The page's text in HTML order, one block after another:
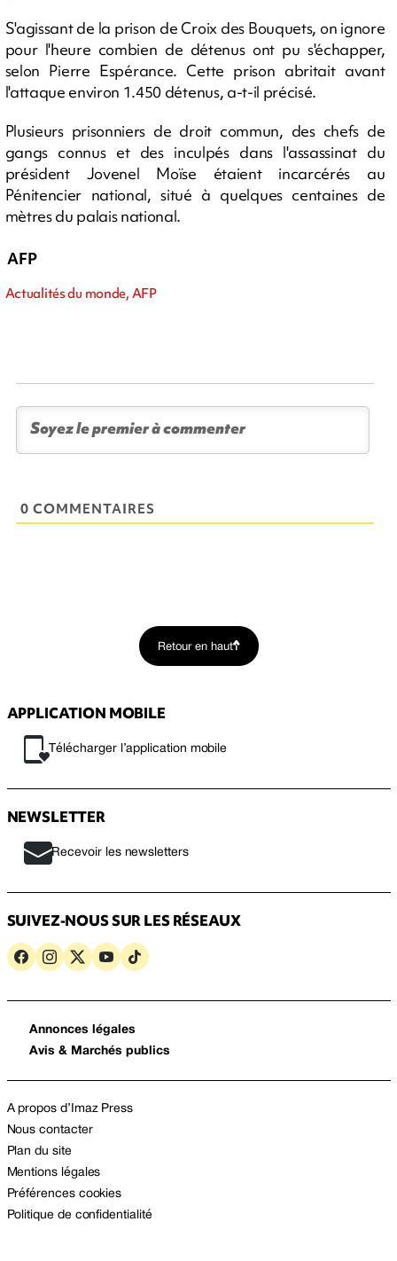
S'agissant de la prison de Croix des Bouquets, on ignore
pour l'heure combien de détenus ont pu s'échapper,
selon Pierre Espérance. Cette prison abritait avant
l'attaque environ 1.450 détenus, a-t-il précisé.
Plusieurs prisonniers de droit commun, des chefs de
gangs connus et des inculpés dans l'assassinat du
président Jovenel Moïse étaient incarcérés au
Pénitencier national, situé à quelques centaines de
mètres du palais national.
AFP
Actualités du monde, AFP
0 COMMENTAIRES
Retour en haut
APPLICATION MOBILE
Télécharger l’application mobile
NEWSLETTER
Recevoir les newsletters
SUIVEZ-NOUS SUR LES RÉSEAUX
Annonces légales
Avis & Marchés publics
A propos d’Imaz Press
Nous contacter
Plan du site
Mentions légales
Préférences cookies
Politique de confidentialité